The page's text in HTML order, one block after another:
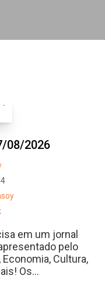
08/2026
em um jornal
pelo
Cultura,
Os...